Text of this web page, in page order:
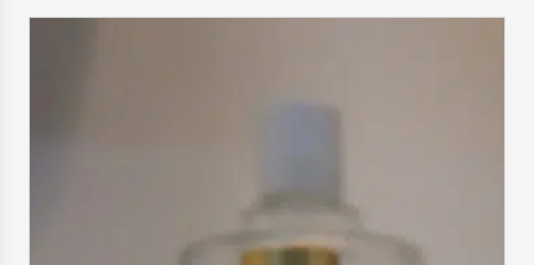
facilement vos fruits en entier, rendant la